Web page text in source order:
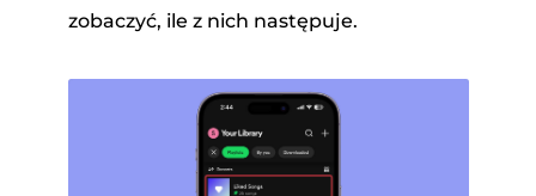
zobaczyć, ile z nich następuje.